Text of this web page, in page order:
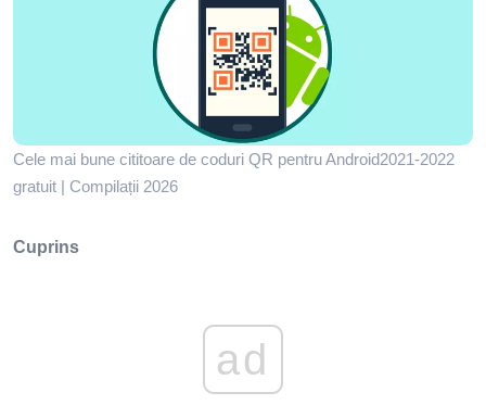
Cele mai bune cititoare de coduri QR pentru Android2021-2022
gratuit | Compilații 2026
Cuprins
ad